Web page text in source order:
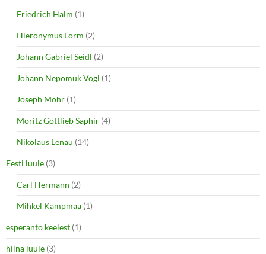
Friedrich Halm (1)
Hieronymus Lorm (2)
Johann Gabriel Seidl (2)
Johann Nepomuk Vogl (1)
Joseph Mohr (1)
Moritz Gottlieb Saphir (4)
Nikolaus Lenau (14)
Eesti luule (3)
Carl Hermann (2)
Mihkel Kampmaa (1)
esperanto keelest (1)
hiina luule (3)